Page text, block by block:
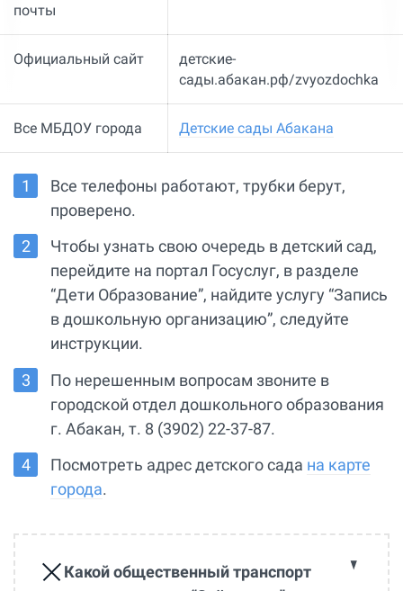
почты
Официальный сайт
детские-
сады.абакан.рф/zvyozdochka
Все МБДОУ города Детские сады Абакана
Все телефоны работают, трубки берут,
проверено.
Чтобы узнать свою очередь в детский сад,
перейдите на портал Госуслуг, в разделе
“Дети Образование”, найдите услугу “Запись
в дошкольную организацию”, следуйте
инструкции.
По нерешенным вопросам звоните в
городской отдел дошкольного образования
г. Абакан, т. 8 (3902) 22-37-87.
Посмотреть адрес детского сада на карте
города.
Какой общественный транспорт